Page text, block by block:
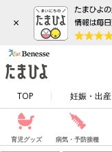
×
TOP 妊娠・出産
育児グッズ 病気・予防接種